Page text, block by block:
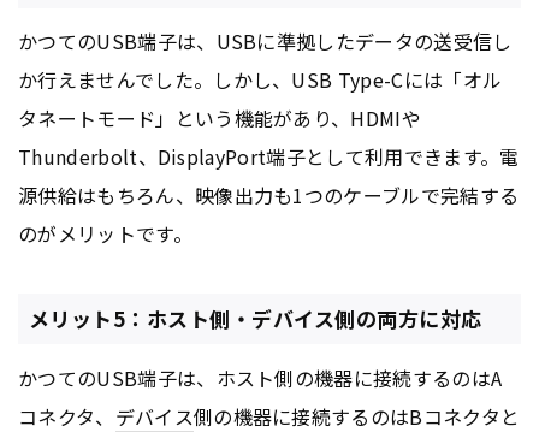
かつてのUSB端子は、USBに準拠したデータの送受信し
か行えませんでした。しかし、USB Type-Cには「オル
タネートモード」という機能があり、HDMIや
Thunderbolt、DisplayPort端子として利用できます。電
源供給はもちろん、映像出力も1つのケーブルで完結する
のがメリットです。
メリット5：ホスト側・デバイス側の両方に対応
かつてのUSB端子は、ホスト側の機器に接続するのはA
コネクタ、 デバイス側の機器に接続するのはBコネクタと